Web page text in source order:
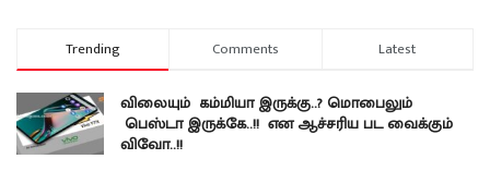
Trending Comments Latest
விலையும் கம்மியா இருக்கு..? மொபைலும்
பெஸ்டா இருக்கே..!! என ஆச்சரிய பட வைக்கும்
விவோ..!!